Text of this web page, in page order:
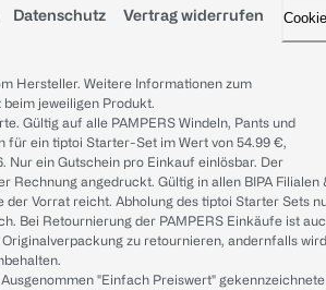
Datenschutz Vertrag widerrufen
Hersteller. Weitere Informationen zum
jeweiligen Produkt.
Gültig auf alle PAMPERS Windeln, Pants und
für ein tiptoi Starter-Set im Wert von 54.99 €,
Nur ein Gutschein pro Einkauf einlösbar. Der
Rechnung angedruckt. Gültig in allen BIPA Filialen
der Vorrat reicht. Abholung des tiptoi Starter Sets
Bei Retournierung der PAMPERS Einkäufe ist
zu retournieren, andernfalls wird
Ausgenommen "Einfach Preiswert" gekennzeichnete